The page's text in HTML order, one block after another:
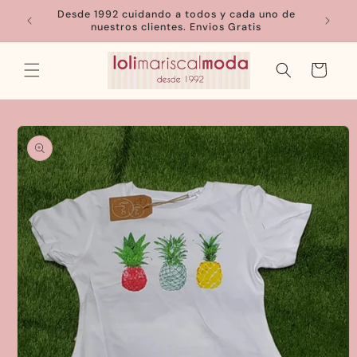
directamenteDesde 1992 cuidando a todos y cada uno de
nuestros clientes. Envios Gratis
Carrito
directamente
a la
información
del producto